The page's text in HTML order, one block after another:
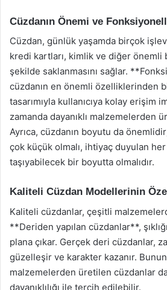
Cüzdanın Önemi ve
Cüzdan, günlük yaşamda birçok
kredi kartları, kimlik ve diğer
şekilde saklanmasını sağlar.
cüzdanın en önemli özelliklerinden
tasarımıyla kullanıcıya kolay erişim
zamanda dayanıklı malzemelerden
Ayrıca, cüzdanın boyutu da
çok küçük olmalı, ihtiyaç duyulan
taşıyabilecek bir boyutta olmalıdır.
Kaliteli Cüzdan Modellerinin
Kaliteli cüzdanlar, çeşitli
**Deriden yapılan cüzdanlar**,
plana çıkar. Gerçek deri cüzdanlar,
güzelleşir ve karakter kazanır.
malzemelerden üretilen cüzdanlar
dayanıklılığı ile tercih edilebilir.